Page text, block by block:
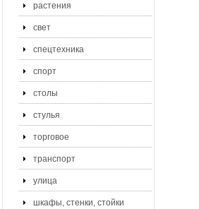
растения
свет
спецтехника
спорт
столы
стулья
торговое
транспорт
улица
шкафы, стенки, стойки